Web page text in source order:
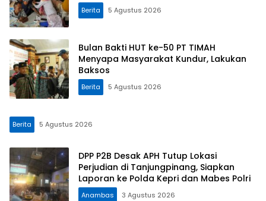
Berita 5 Agustus 2026
Bulan Bakti HUT ke-50 PT TIMAH
Menyapa Masyarakat Kundur, Lakukan
Baksos
Berita 5 Agustus 2026
Berita 5 Agustus 2026
DPP P2B Desak APH Tutup Lokasi
Perjudian di Tanjungpinang, Siapkan
Laporan ke Polda Kepri dan Mabes Polri
Anambas 3 Agustus 2026